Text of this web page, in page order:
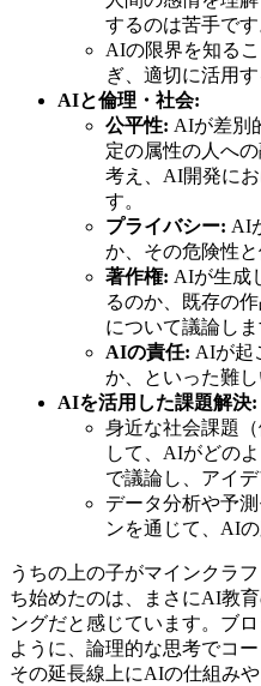
するのは苦手です
AIの限界を知る
ぎ、適切に活用
AIと倫理・社会:
公平性: AIが差別
定の属性の人へ
考え、AI開発に
す。
プライバシー: AI
か、その危険性
著作権: AIが生成
るのか、既存の
について議論しま
AIの責任: AIが起
か、といった難
AIを活用した課題解決:
身近な社会課題
して、AIがどの
で議論し、アイ
データ分析や予
ンを通じて、AI
うちの上の子がマインクラ
ち始めたのは、まさにAI教
ングだと感じています。ブ
ように、論理的な思考でコ
その延長線上にAIの仕組み